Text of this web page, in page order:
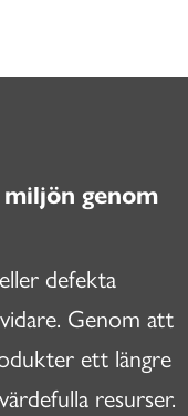
genom
defekta
Genom att
ett längre
resurser.